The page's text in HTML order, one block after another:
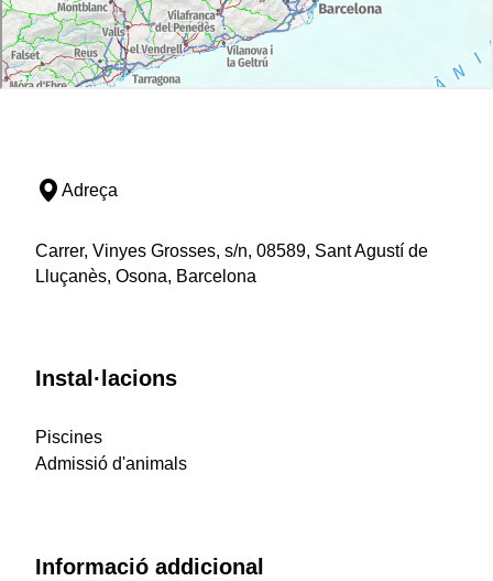
Adreça
Carrer, Vinyes Grosses, s/n, 08589, Sant Agustí de
Lluçanès, Osona, Barcelona
Instal·lacions
Piscines
Admissió d'animals
Informació addicional